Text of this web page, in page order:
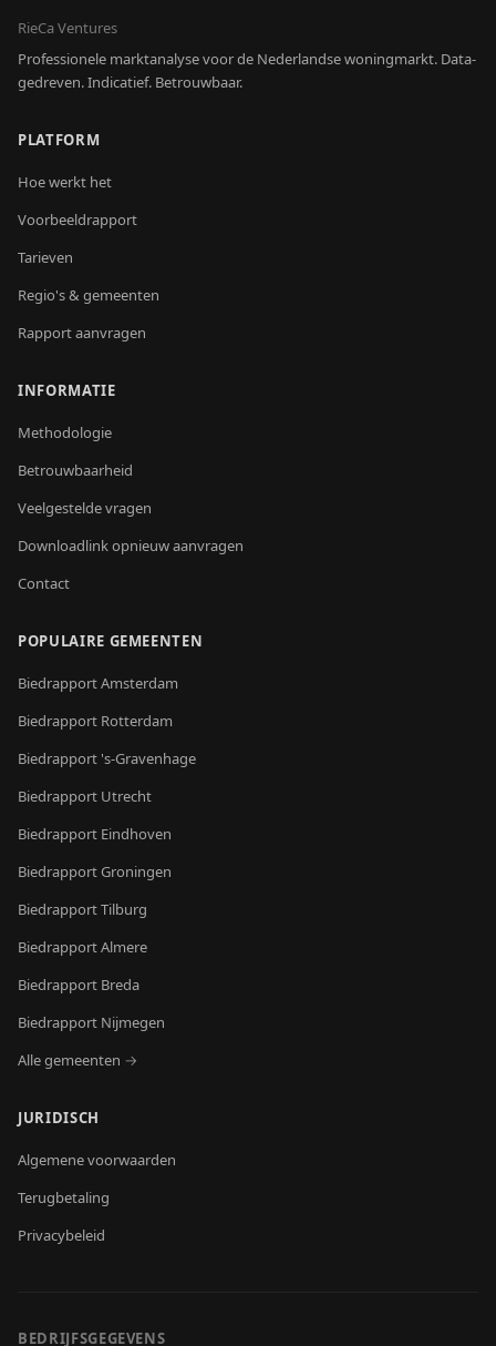
RieCa Ventures
Professionele marktanalyse voor de Nederlandse woningmarkt. Data-
gedreven. Indicatief. Betrouwbaar.
PLATFORM
Hoe werkt het
Voorbeeldrapport
Tarieven
Regio's & gemeenten
Rapport aanvragen
INFORMATIE
Methodologie
Betrouwbaarheid
Veelgestelde vragen
Downloadlink opnieuw aanvragen
Contact
POPULAIRE GEMEENTEN
BiedrapportAmsterdam
Biedrapport Rotterdam
Biedrapport 's-Gravenhage
Biedrapport Utrecht
Biedrapport Eindhoven
BiedrapportGroningen
BiedrapportTilburg
BiedrapportAlmere
Biedrapport Breda
Biedrapport Nijmegen
Alle gemeenten →
JURIDISCH
Algemene voorwaarden
Terugbetaling
Privacybeleid
BEDRIJFSGEGEVENS